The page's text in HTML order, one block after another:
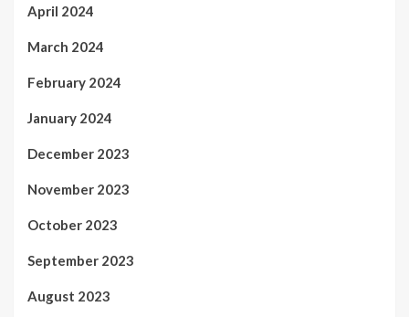
April 2024
March 2024
February 2024
January 2024
December 2023
November 2023
October 2023
September 2023
August 2023